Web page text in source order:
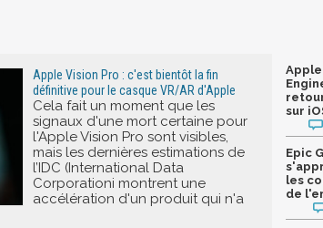
Apple Vision Pro : c'est bientôt la fin
définitive pour le casque VR/AR d'Apple
Cela fait un moment que les
signaux d'une mort certaine pour
l'Apple Vision Pro sont visibles,
mais les dernières estimations de
l’IDC (International Data
Corporationi montrent une
accélération d'un produit qui n'a
Apple
sur
Epic
les
de